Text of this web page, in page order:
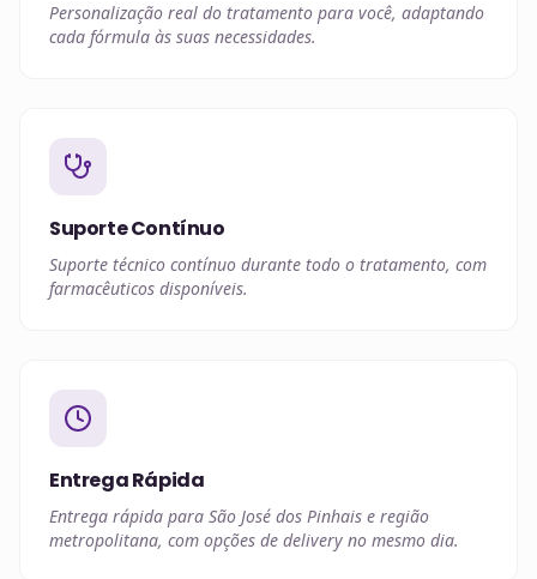
Personalização real do tratamento para você, adaptando
cada fórmula às suas necessidades.
Suporte Contínuo
Suporte técnico contínuo durante todo o tratamento, com
farmacêuticos disponíveis.
Entrega Rápida
Entrega rápida para São José dos Pinhais e região
metropolitana, com opções de delivery no mesmo dia.